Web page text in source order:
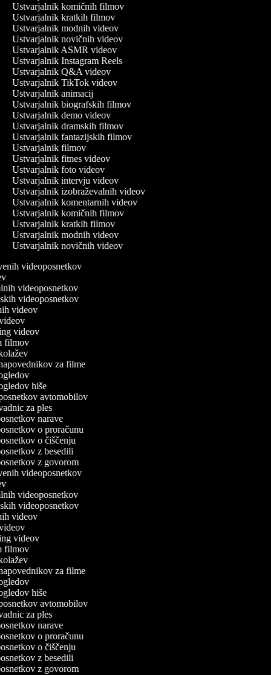
Ustvarjalnik komičnih filmov
Ustvarjalnik kratkih filmov
Ustvarjalnik modnih videov
Ustvarjalnik novičnih videov
Ustvarjalnik ASMR videov
Ustvarjalnik Instagram Reels
Ustvarjalnik Q&A videov
Ustvarjalnik TikTok videov
Ustvarjalnik animacij
Ustvarjalnik biografskih filmov
Ustvarjalnik demo videov
Ustvarjalnik dramskih filmov
Ustvarjalnik fantazijskih filmov
Ustvarjalnik filmov
Ustvarjalnik fitnes videov
Ustvarjalnik foto videov
Ustvarjalnik intervju videov
Ustvarjalnik izobraževalnih videov
Ustvarjalnik komentarnih videov
Ustvarjalnik komičnih filmov
Ustvarjalnik kratkih filmov
Ustvarjalnik modnih videov
Ustvarjalnik novičnih videov
videoposnetkov
videoposnetkov
videoposnetkov
videov
videov
filmov
za filme
hiše
avtomobilov
za ples
narave
o proračunu
o čiščenju
z besedili
z govorom
videoposnetkov
videoposnetkov
videoposnetkov
videov
videov
filmov
za filme
hiše
avtomobilov
za ples
narave
o proračunu
o čiščenju
z besedili
z govorom